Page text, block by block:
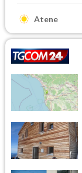
Atene